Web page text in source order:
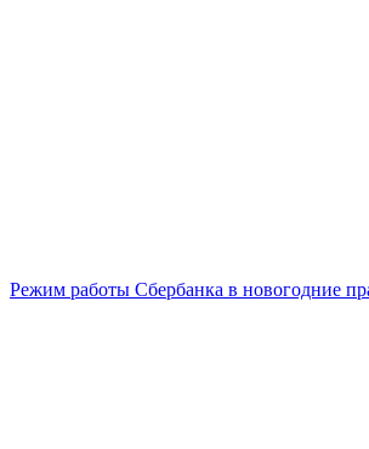
Режим работы Сбербанка в новогодние